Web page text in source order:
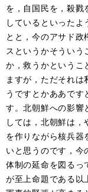
を，自国民を，殺戮
しているといった
とと，今のアサド
スというかそうい
か，救うかというこ
ますが，ただそれ
うですとかああで
す。北朝鮮への影響
しては，北朝鮮は
を作りながら核兵器
いと思うのです，今
体制の延命を図るっ
が至上命題である以